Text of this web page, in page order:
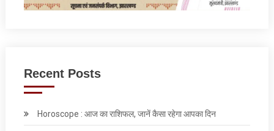
Recent Posts
Horoscope : आज का राशिफल, जानें कैसा रहेगा आपका दिन